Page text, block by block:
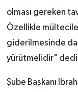
olması gereken
Özellikle
giderilmesinde
yürütmelidir"
Şube Başkanı